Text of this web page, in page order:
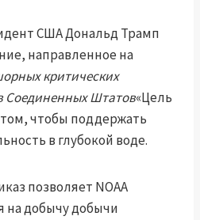
США Дональд Трамп
направленное на
критических
Соединенных Штатов«Цель
чтобы поддержать
в глубокой воде.
позволяет NOAA
на добычу добычи